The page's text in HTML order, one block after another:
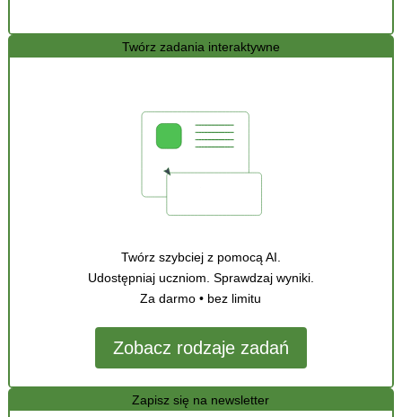
Twórz zadania interaktywne
Twórz szybciej z pomocą AI.
Udostępniaj uczniom. Sprawdzaj wyniki.
Za darmo • bez limitu
Zobacz rodzaje zadań
Zapisz się na newsletter